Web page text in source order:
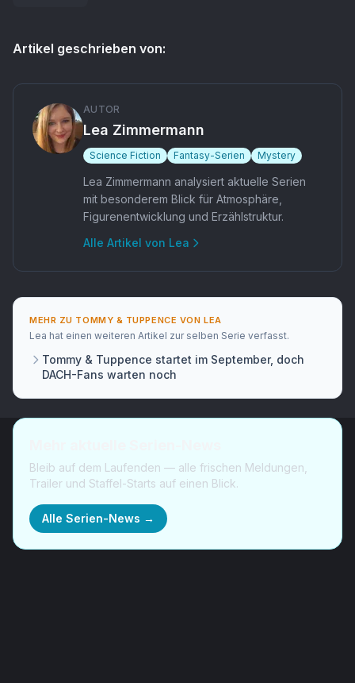
Artikel geschrieben von:
AUTOR
Lea Zimmermann
Science Fiction Fantasy-Serien Mystery
Lea Zimmermann analysiert aktuelle Serien
mit besonderem Blick für Atmosphäre,
Figurenentwicklung und Erzählstruktur.
Alle Artikel von Lea
MEHR ZU TOMMY & TUPPENCE VON LEA
Lea hat einen weiteren Artikel zur selben Serie verfasst.
Tommy & Tuppence startet im September, doch
DACH-Fans warten noch
Bleib auf dem Laufenden — alle frischen Meldungen,
Trailer und Staffel-Starts auf einen Blick.
Alle Serien-News →